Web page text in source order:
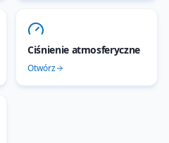
Ciśnienie atmosferyczne
Otwórz